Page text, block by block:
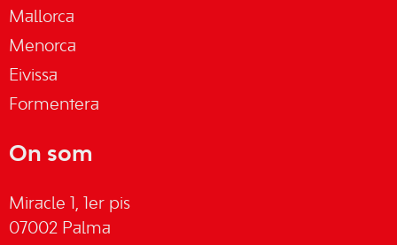
Mallorca
Menorca
Eivissa
Formentera
On som
Miracle 1, 1er pis
07002 Palma